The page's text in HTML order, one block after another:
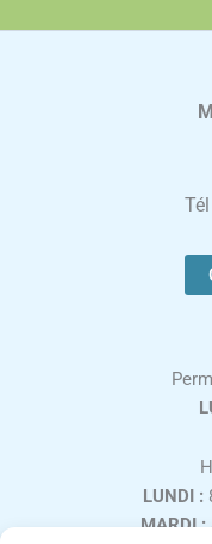
LUNDI :
MARDI :